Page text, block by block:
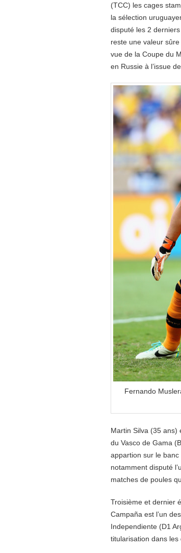
(TCC) les cages
la sélection
disputé les 2
reste une valeur
vue de la Coupe du
en Russie à l’issue
Fernando
Martin Silva (35 ans)
du Vasco de Gama
appartion sur le
notamment disputé
matches de poules
Troisième et dernier
Campaña est l’un
Independiente (D1
titularisation dans